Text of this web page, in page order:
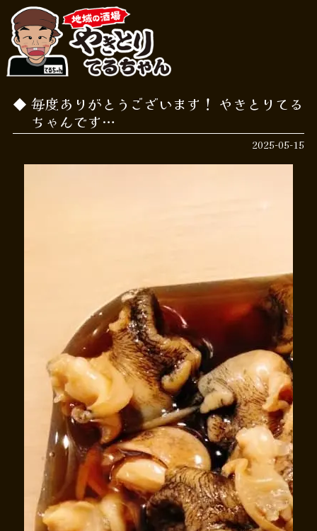
毎度ありがとうございます！ やきとりてる
ちゃんです…
2025-05-15